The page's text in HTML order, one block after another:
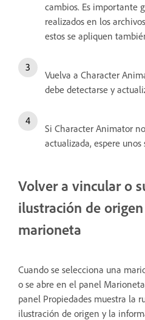
cambios. Es importante
realizados en los
estos se apliquen
Vuelva a Character
debe detectarse y
Si Character Animator
actualizada, espere unos
Volver a vincular o
ilustración de
marioneta
Cuando se selecciona una
o se abre en el panel
panel Propiedades muestra la
ilustración de origen y la